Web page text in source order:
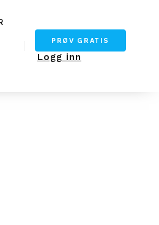
PRØV GRATIS
Logg inn